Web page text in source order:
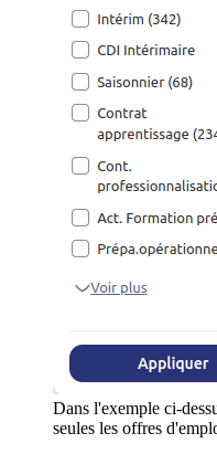
Dans l'exemple ci-
seules les offres